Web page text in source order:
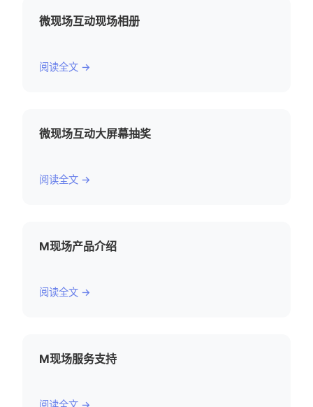
微现场互动现场相册
阅读全文 →
微现场互动大屏幕抽奖
阅读全文 →
M现场产品介绍
阅读全文 →
M现场服务支持
阅读全文 →